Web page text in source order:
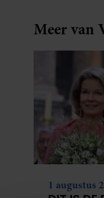
Meer van
1 augustus